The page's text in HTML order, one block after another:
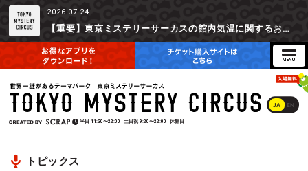
2026.07.24
【重要】東京ミステリーサーカスの館内気温に関するお詫びとご参加辞退時の返金対応について
JA EN
平日 11:30〜22:00 土日祝 9:20〜22:00 休館日
トピックス